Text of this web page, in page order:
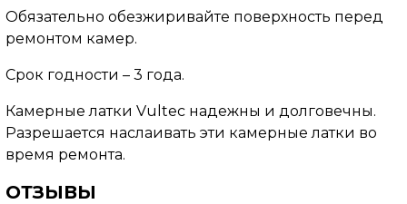
Обязательно обезжиривайте поверхность перед
ремонтом камер.
Срок годности – 3 года.
Камерные латки Vultec надежны и долговечны.
Разрешается наслаивать эти камерные латки во
время ремонта.
ОТЗЫВЫ